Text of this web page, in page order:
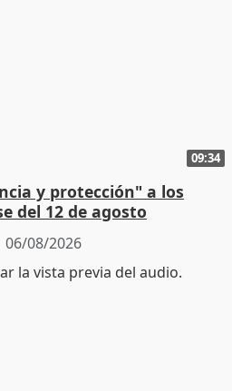
09:34
y protección" a los
del 12 de agosto
06/08/2026